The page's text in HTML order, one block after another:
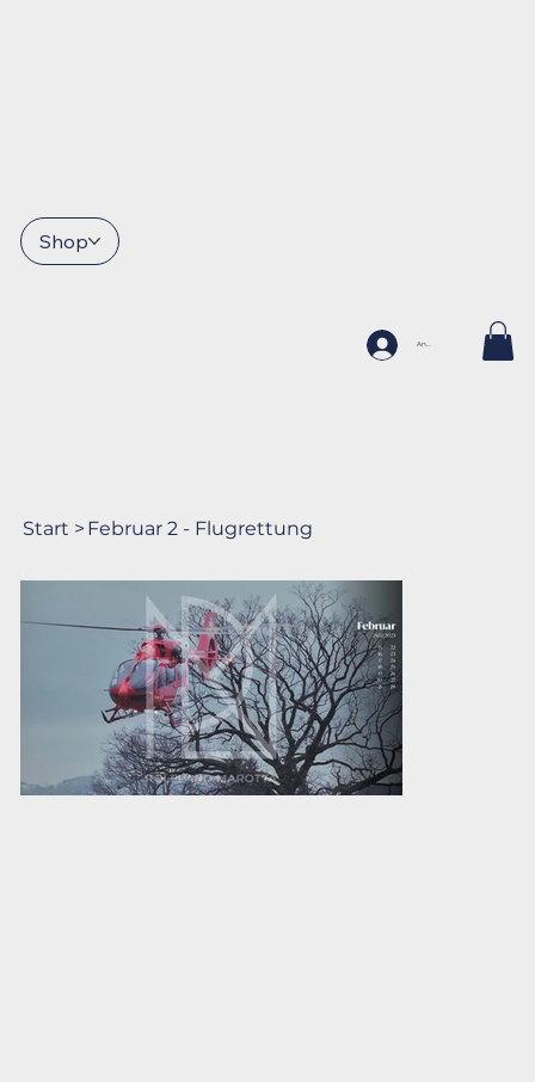
Start > Februar 2 - Flugrettung
Shop
Anmelden